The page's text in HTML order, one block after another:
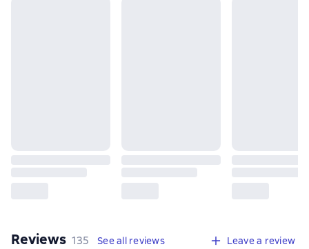
Reviews 135 reviews
135 See all reviews Leave a review